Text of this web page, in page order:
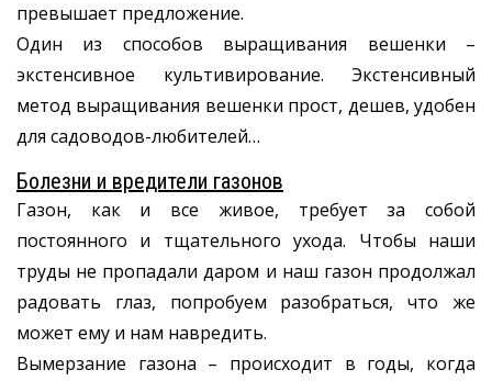
превышает предложение.
Один из способов выращивания вешенки –
экстенсивное культивирование. Экстенсивный
метод выращивания вешенки прост, дешев, удобен
для садоводов-любителей…
Болезни и вредители газонов
Газон, как и все живое, требует за собой
постоянного и тщательного ухода. Чтобы наши
труды не пропадали даром и наш газон продолжал
радовать глаз, попробуем разобраться, что же
может ему и нам навредить.
Вымерзание газона – происходит в годы, когда